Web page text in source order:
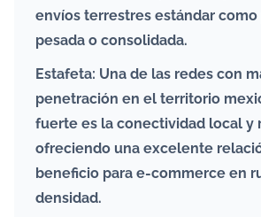
envíos terrestres estándar como
pesada o consolidada.
Estafeta: Una de las redes con
penetración en el territorio
fuerte es la conectividad local y
ofreciendo una excelente
beneficio para e-commerce en
densidad.